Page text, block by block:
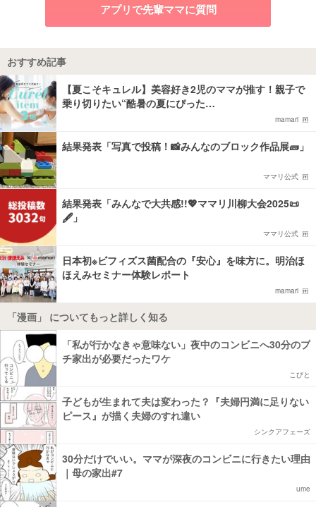
アプリで先輩ママに質問
おすすめ記事
【夏こそキュレル】美容好き2児のママが推す！親子で
乗り切りたい“酷暑の夏にぴった…
mamari
結果発表「写真で投稿！📸みんなのブロック作品展🧱」
ママリ公式
結果発表「みんなで大共感!!💖ママリ川柳大会2025📜
🖋️」
ママリ公式
日本初※ビフィズス菌配合の『安心』を味方に。明治ほ
ほえみセミナー体験レポート
mamari
「漫画」 についてもっと詳しく知る
「私が行かなきゃ意味ない」夜中のコンビニへ30分のプ
チ家出が必要だったワケ
こびと
子どもが生まれて夫は変わった？『夫婦円満に足りない
ピース』が描く夫婦のすれ違い
シンクアフェーズ
30分だけでいい。ママが深夜のコンビニに行きたい理由
｜母の家出#7
ume